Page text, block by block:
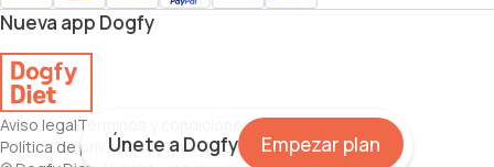
Únete a Dogfy Empezar plan
Nueva app Dogfy
Aviso legalTérminos y condicionesPolítica de cookies
Política de privacidadCanal de denunciasMapa web